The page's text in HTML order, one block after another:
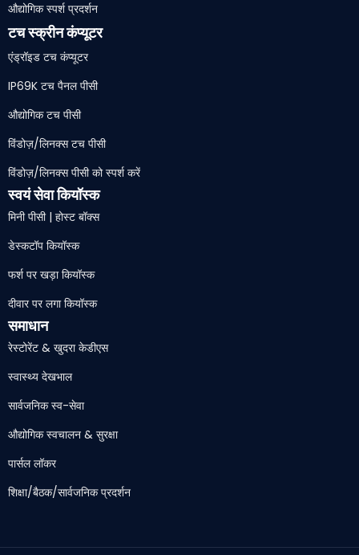
औद्योगिक स्पर्श प्रदर्शन
टच स्क्रीन कंप्यूटर
एंड्रॉइड टच कंप्यूटर
IP69K टच पैनल पीसी
औद्योगिक टच पीसी
विंडोज़/लिनक्स टच पीसी
विंडोज़/लिनक्स पीसी को स्पर्श करें
स्वयं सेवा कियॉस्क
मिनी पीसी | होस्ट बॉक्स
डेस्कटॉप कियॉस्क
फर्श पर खड़ा कियॉस्क
दीवार पर लगा कियॉस्क
समाधान
रेस्टोरेंट & खुदरा केडीएस
स्वास्थ्य देखभाल
सार्वजनिक स्व-सेवा
औद्योगिक स्वचालन & सुरक्षा
पार्सल लॉकर
शिक्षा/बैठक/सार्वजनिक प्रदर्शन